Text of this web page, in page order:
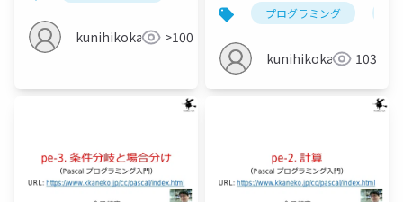
kunihikokaneko>100
プログラミング
kunihikokaneko103